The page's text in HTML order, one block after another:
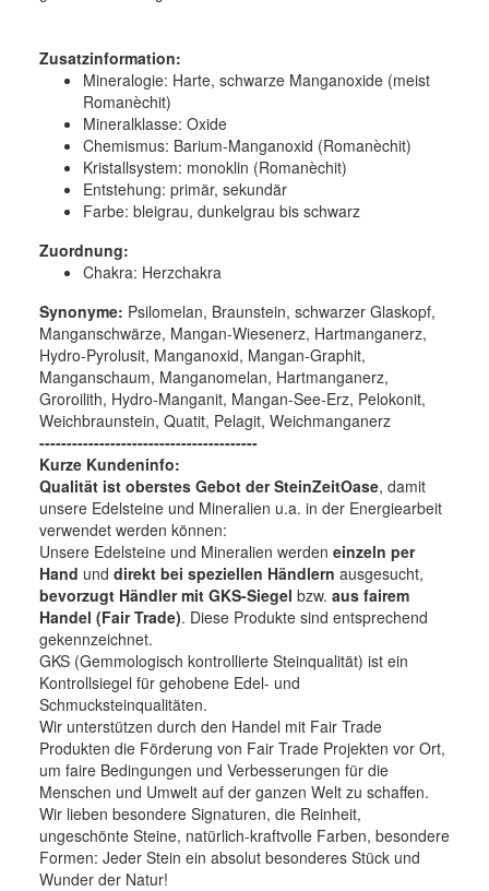
Zusatzinformation:
Mineralogie: Harte, schwarze Manganoxide (meist
Romanèchit)
Mineralklasse: Oxide
Chemismus: Barium-Manganoxid (Romanèchit)
Kristallsystem: monoklin (Romanèchit)
Entstehung: primär, sekundär
Farbe: bleigrau, dunkelgrau bis schwarz
Zuordnung:
Chakra: Herzchakra
Synonyme: Psilomelan, Braunstein, schwarzer Glaskopf,
Manganschwärze, Mangan-Wiesenerz, Hartmanganerz,
Hydro-Pyrolusit, Manganoxid, Mangan-Graphit,
Manganschaum, Manganomelan, Hartmanganerz,
Groroilith, Hydro-Manganit, Mangan-See-Erz, Pelokonit,
Weichbraunstein, Quatit, Pelagit, Weichmanganerz
----------------------------------------
Kurze Kundeninfo:
Qualität ist oberstes Gebot der SteinZeitOase, damit
unsere Edelsteine und Mineralien u.a. in der Energiearbeit
verwendet werden können:
Unsere Edelsteine und Mineralien werden einzeln per
Hand und direkt bei speziellen Händlern ausgesucht,
bevorzugt Händler mit GKS-Siegel bzw. aus fairem
Handel (Fair Trade). Diese Produkte sind entsprechend
gekennzeichnet.
GKS (Gemmologisch kontrollierte Steinqualität) ist ein
Kontrollsiegel für gehobene Edel- und
Schmucksteinqualitäten.
Wir unterstützen durch den Handel mit Fair Trade
Produkten die Förderung von Fair Trade Projekten vor Ort,
um faire Bedingungen und Verbesserungen für die
Menschen und Umwelt auf der ganzen Welt zu schaffen.
Wir lieben besondere Signaturen, die Reinheit,
ungeschönte Steine, natürlich-kraftvolle Farben, besondere
Formen: Jeder Stein ein absolut besonderes Stück und
Wunder der Natur!